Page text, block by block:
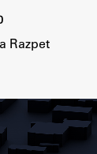
Razpet